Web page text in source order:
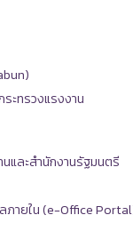
ะทรวงแรงงาน
และสำนักงานรัฐมนตรี
ภายใน (e-Office